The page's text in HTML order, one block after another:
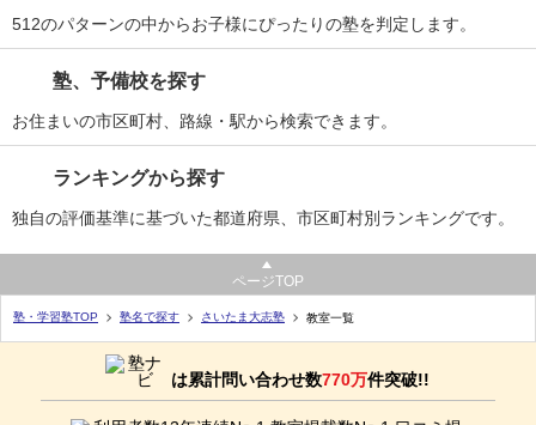
512のパターンの中からお子様にぴったりの塾を判定します。
塾、予備校を探す
お住まいの市区町村、路線・駅から検索できます。
ランキングから探す
独自の評価基準に基づいた都道府県、市区町村別ランキングです。
ページTOP
塾・学習塾TOP 塾名で探す さいたま大志塾 教室一覧
は累計問い合わせ数770万件突破!!